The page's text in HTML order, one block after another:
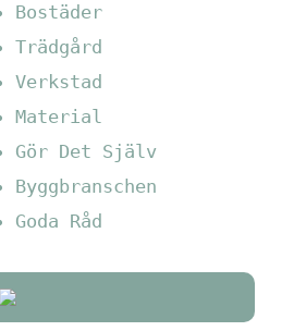
Bostäder
Trädgård
Verkstad
Material
Gör Det Själv
Byggbranschen
Goda Råd